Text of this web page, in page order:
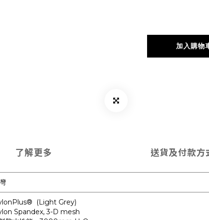
加入購物
了解更多 送貨及付款方
(Light Grey)
Spandex, 3-D mesh